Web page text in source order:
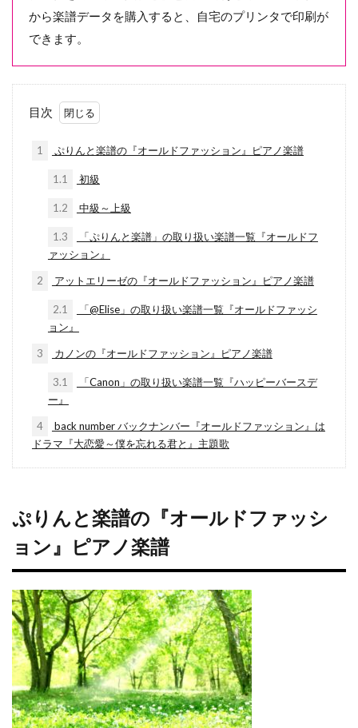
から楽譜データを購入すると、自宅のプリンタで印刷が
できます。
目次
1 ぷりんと楽譜の『オールドファッション』ピアノ楽譜
1.1 初級
1.2 中級～上級
1.3
「ぷりんと楽譜」の取り扱い楽譜一覧『オールドフ
ァッション』
2 アットエリーゼの『オールドファッション』ピアノ楽譜
2.1
「@Elise」の取り扱い楽譜一覧『オールドファッシ
ョン』
3 カノンの『オールドファッション』ピアノ楽譜
3.1
「Canon」の取り扱い楽譜一覧『ハッピーバースデ
ー』
4
back number バックナンバー『オールドファッション』は
ドラマ『大恋愛～僕を忘れる君と』主題歌
ぷりんと楽譜の『オールドファッシ
ョン』ピアノ楽譜